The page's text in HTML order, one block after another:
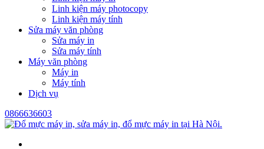
Linh kiện máy photocopy
Linh kiện máy tính
Sửa máy văn phòng
Sửa máy in
Sửa máy tính
Máy văn phòng
Máy in
Máy tính
Dịch vụ
0866636603